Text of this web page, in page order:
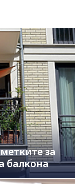
за
балкона